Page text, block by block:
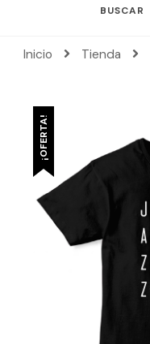
BUSCAR
Inicio Tienda
¡OFERTA!